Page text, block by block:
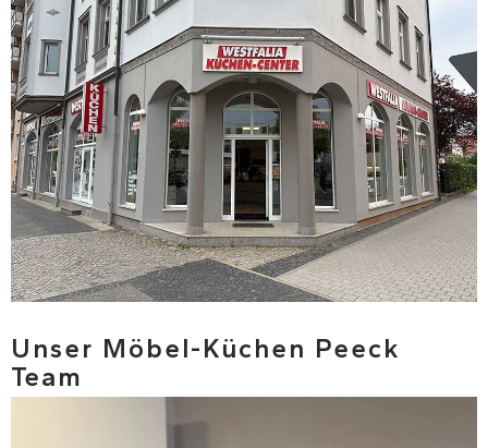
Unser Möbel-Küchen Peeck
Team